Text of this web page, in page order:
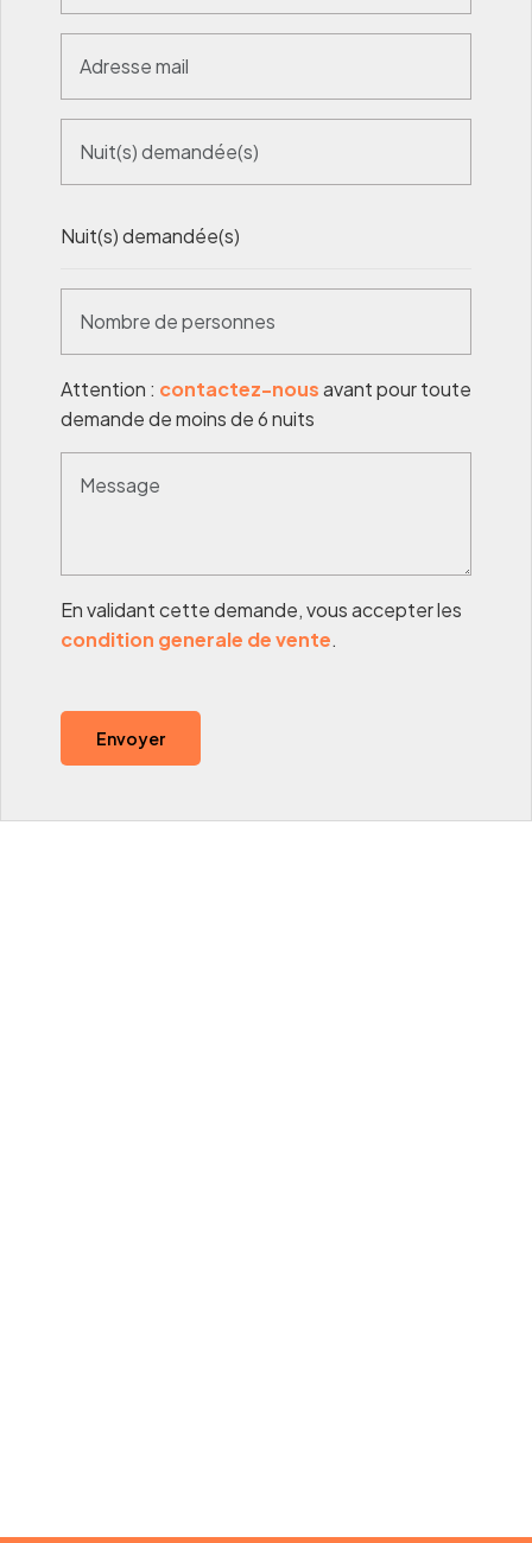
Nuit(s) demandée(s)
Attention : contactez-nousavant pour toute
demande de moins de 6 nuits
En validant cette demande, vous accepter les
condition generale de vente.
Envoyer